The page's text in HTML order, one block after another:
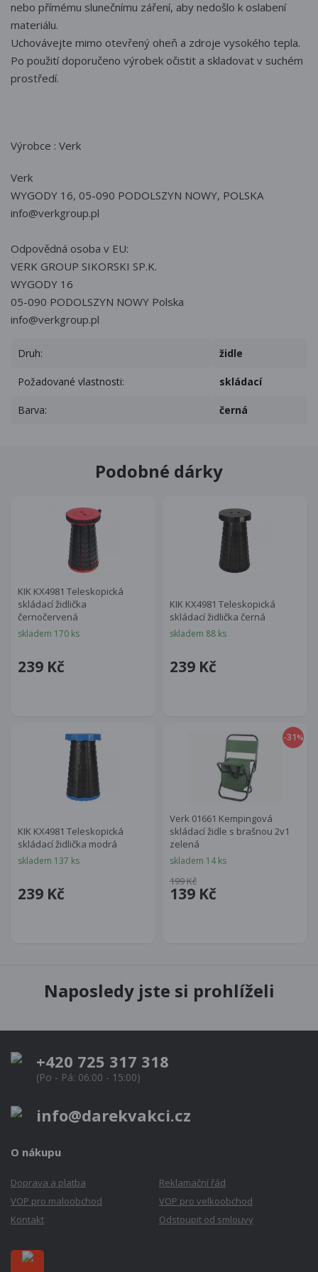
nebo přímému slunečnímu záření, aby nedošlo k oslabení
materiálu.
Uchovávejte mimo otevřený oheň a zdroje vysokého tepla.
Po použití doporučeno výrobek očistit a skladovat v suchém
prostředí.
Výrobce : Verk
Verk
WYGODY 16, 05-090 PODOLSZYN NOWY, POLSKA
info@verkgroup.pl
Odpovědná osoba v EU:
VERK GROUP SIKORSKI SP.K.
WYGODY 16
05-090 PODOLSZYN NOWY Polska
info@verkgroup.pl
Druh: židle
Požadované vlastnosti: skládací
Barva: černá
Podobné dárky
KIK KX4981 Teleskopická
skládací židlička
černočervená
skladem 170 ks
239 Kč
KIK KX4981 Teleskopická
skládací židlička černá
skladem 88 ks
239 Kč
KIK KX4981 Teleskopická
skládací židlička modrá
skladem 137 ks
239 Kč
-31 %
Verk 01661 Kempingová
skládací židle s brašnou 2v1
zelená
skladem 14 ks
139 Kč
199 Kč
Naposledy jste si prohlíželi
+420 725 317 318
(Po - Pá: 06:00 - 15:00)
info@darekvakci.cz
O nákupu
Doprava a platba
Reklamační řád
VOP pro maloobchod
VOP pro velkoobchod
Kontakt
Odstoupit od smlouvy